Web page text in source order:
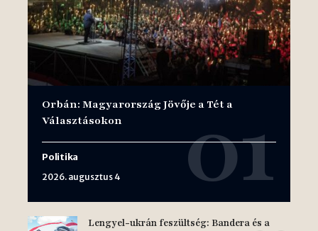
Orbán: Magyarország Jövője a Tét a
Választásokon
Politika
2026. augusztus 4
Lengyel-ukrán feszültség: Bandera és a